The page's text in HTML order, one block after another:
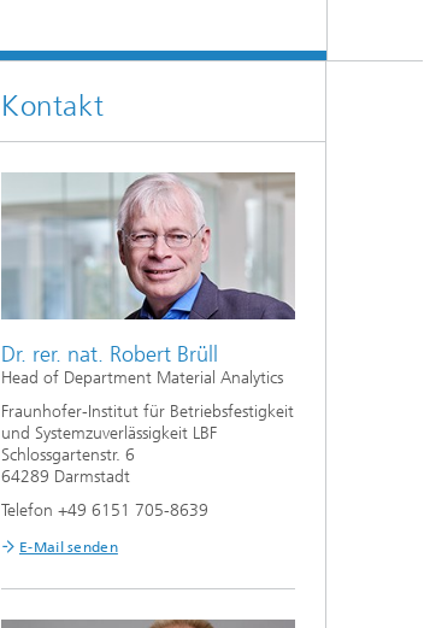
Kontakt
Dr. rer. nat. Robert Brüll
Head of Department Material Analytics
Fraunhofer-Institut für Betriebsfestigkeit
und Systemzuverlässigkeit LBF
Schlossgartenstr. 6
64289 Darmstadt
Telefon +49 6151 705-8639
E-Mail senden